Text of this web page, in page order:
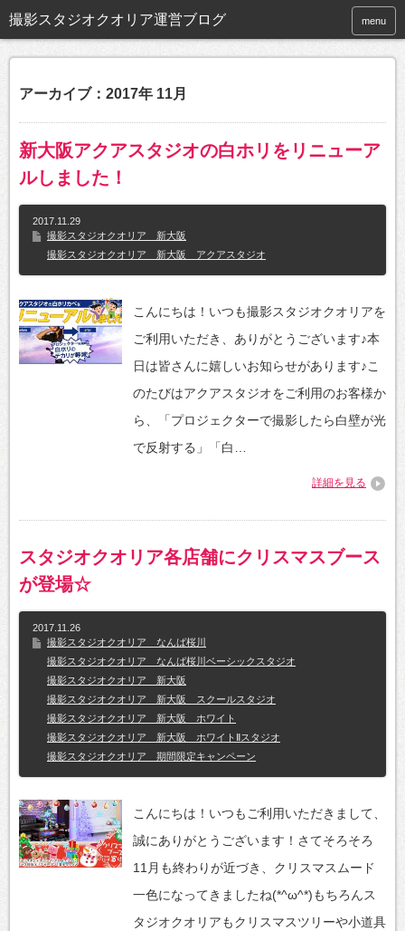
撮影スタジオクオリア運営ブログ menu
アーカイブ：2017年 11月
新大阪アクアスタジオの白ホリをリニューア
ルしました！
2017.11.29
撮影スタジオクオリア 新大阪
撮影スタジオクオリア 新大阪 アクアスタジオ
こんにちは！いつも撮影スタジオクオリアを
ご利用いただき、ありがとうございます♪本
日は皆さんに嬉しいお知らせがあります♪こ
のたびはアクアスタジオをご利用のお客様か
ら、「プロジェクターで撮影したら白壁が光
で反射する」「白…
詳細を見る
スタジオクオリア各店舗にクリスマスブース
が登場☆
2017.11.26
撮影スタジオクオリア なんば桜川
撮影スタジオクオリア なんば桜川ベーシックスタジオ
撮影スタジオクオリア 新大阪
撮影スタジオクオリア 新大阪 スクールスタジオ
撮影スタジオクオリア 新大阪 ホワイト
撮影スタジオクオリア 新大阪 ホワイトⅡスタジオ
撮影スタジオクオリア 期間限定キャンペーン
こんにちは！いつもご利用いただきまして、
誠にありがとうございます！さてそろそろ
11月も終わりが近づき、クリスマスムード
一色になってきましたね(*^ω^*)もちろんス
タジオクオリアもクリスマスツリーや小道具